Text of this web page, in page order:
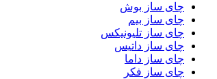
چای ساز بوش
چای ساز بیم
چای ساز تلیونیکس
چای ساز داتیس
چای ساز داما
چای ساز فکر